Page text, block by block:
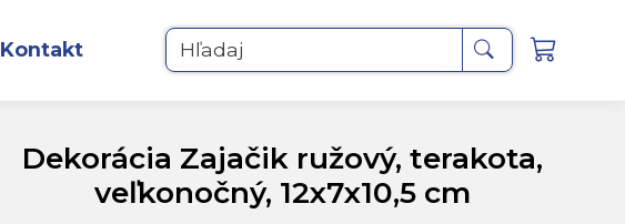
Kontakt Hľadaj
Dekorácia Zajačik ružový, terakota,
veľkonočný, 12x7x10,5 cm